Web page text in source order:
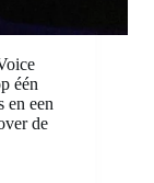
één
en een
de